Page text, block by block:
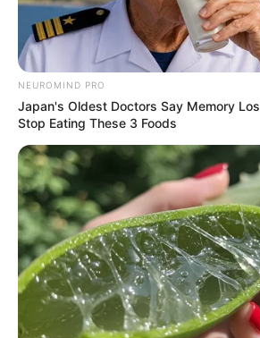
Pick A Ring And Nail Shape To
Secrets!
BUZZDAY
NEUROMIND PRO
Japan's Oldest Doctors Say Memory
Stop Eating These 3 Foods